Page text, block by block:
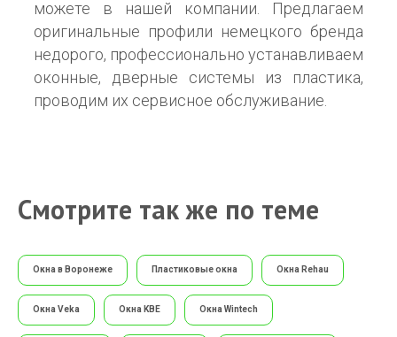
можете в нашей компании. Предлагаем
оригинальные профили немецкого бренда
недорого, профессионально устанавливаем
оконные, дверные системы из пластика,
проводим их сервисное обслуживание.
Смотрите так же по теме
Окна в Воронеже Пластиковые окна Окна Rehau
Окна Veka Окна KBE Окна Wintech